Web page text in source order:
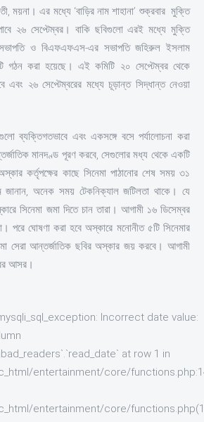
ময়না। এর মধ্যে ‘বাড়ির নাম শাহানা’ শুক্রবার মুক্তি
২৬ সেপ্টেম্বর। বাকি ছবিগুলো এরই মধ্যে মুক্তি
ও বিএফএফএস-এর সভাপতি জহিরুল ইসলাম
গঠন করা হয়েছে। এই কমিটি ২০ সেপ্টেম্বর থেকে
এবং ২৬ সেপ্টেম্বরের মধ্যে চূড়ান্ত সিদ্ধান্ত নেওয়া
ব্যক্তিগতভাবে এবং একসঙ্গে বসে পর্যালোচনা করা
মানদণ্ড পূরণ করবে, সেগুলোর মধ্য থেকে একটি
কর্তৃপক্ষের কাছে সিনেমা পাঠানোর শেষ সময় ৩১
অনেক সময় টেকনিক্যাল জটিলতা থাকে। যে
সিনেমা জমা দিতে চান তারা। আগামী ১৬ ডিসেম্বর
পরে ঘোষণা করা হবে অস্কারে মনোনীত ৫টি সিনেমার
সেরা আন্তর্জাতিক ছবির অস্কার জয় করবে। আগামী
আসর।
Incorrect date value:
at row 1 in
entertainment/core/
entertainment/core/